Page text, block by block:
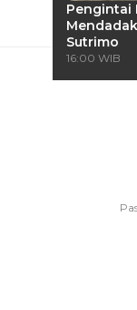
Pengintai
Sutrimo
16:00 WIB